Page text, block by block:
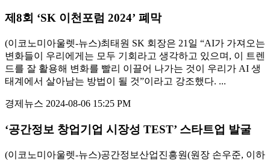
제8회 ‘SK 이천포럼 2024’ 폐막
(이코노미아울렛-뉴스)최태원 SK 회장은 21일 “AI가 가져오는
변화들이 우리에게는 모두 기회라고 생각하고 있으며, 이 트렌
드를 잘 활용해 변화를 빨리 이끌어 나가는 것이 우리가 AI 생
태계에서 살아남는 방법이 될 것”이라고 강조했다. ...
경제뉴스 2024-08-06 15:25 PM
‘공간정보 창업기업 시장성 TEST’ 스타트업 발굴
(이코노미아울렛-뉴스)공간정보산업진흥원(원장 손우준, 이하